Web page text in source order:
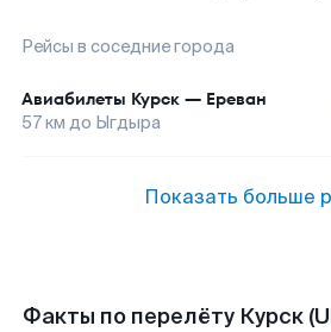
Рейсы в соседние города
Авиабилеты Курск — Ереван
57км до Ыгдыра
Показать больше
Факты по перелёту Курск